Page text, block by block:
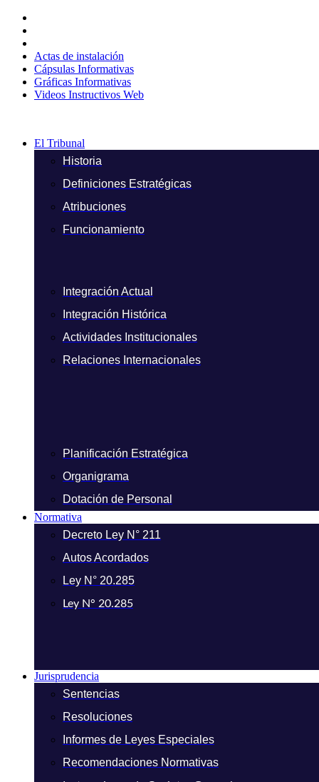
contenido
Actas de instalación
Cápsulas Informativas
Gráficas Informativas
Videos Instructivos Web
El Tribunal
Historia
Definiciones Estratégicas
Atribuciones
Funcionamiento
Integración Actual
Integración Histórica
Actividades Institucionales
Relaciones Internacionales
Planificación Estratégica
Organigrama
Dotación de Personal
Normativa
Decreto Ley N° 211
Autos Acordados
Ley N° 20.285
Ley N° 20.285
Jurisprudencia
Sentencias
Resoluciones
Informes de Leyes Especiales
Recomendaciones Normativas